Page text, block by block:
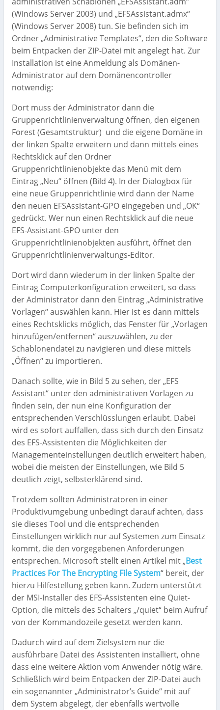
(Windows Server 2003) und „EFSAssistant.admx“
(Windows Server 2008) tun. Sie befinden sich im
Ordner „Administrative Templates“, den die Software
beim Entpacken der ZIP-Datei mit angelegt hat. Zur
Installation ist eine Anmeldung als Domänen-
Administrator auf dem Domänencontroller
notwendig:
Dort muss der Administrator dann die
Gruppenrichtlinienverwaltung öffnen, den eigenen
Forest (Gesamtstruktur) und die eigene Domäne in
der linken Spalte erweitern und dann mittels eines
Rechtsklick auf den Ordner
Gruppenrichtlinienobjekte das Menü mit dem
Eintrag „Neu“ öffnen (Bild 4). In der Dialogbox für
eine neue Gruppenrichtlinie wird dann der Name
den neuen EFSAssistant-GPO eingegeben und „OK“
gedrückt. Wer nun einen Rechtsklick auf die neue
EFS-Assistant-GPO unter den
Gruppenrichtlinienobjekten ausführt, öffnet den
Gruppenrichtlinienverwaltungs-Editor.
Dort wird dann wiederum in der linken Spalte der
Eintrag Computerkonfiguration erweitert, so dass
der Administrator dann den Eintrag „Administrative
Vorlagen“ auswählen kann. Hier ist es dann mittels
eines Rechtsklicks möglich, das Fenster für „Vorlagen
hinzufügen/entfernen“ auszuwählen, zu der
Schablonendatei zu navigieren und diese mittels
„Öffnen“ zu importieren.
Danach sollte, wie in Bild 5 zu sehen, der „EFS
Assistant“ unter den administrativen Vorlagen zu
finden sein, der nun eine Konfiguration der
entsprechenden Verschlüsslungen erlaubt. Dabei
wird es sofort auffallen, dass sich durch den Einsatz
des EFS-Assistenten die Möglichkeiten der
Managementeinstellungen deutlich erweitert haben,
wobei die meisten der Einstellungen, wie Bild 5
deutlich zeigt, selbsterklärend sind.
Trotzdem sollten Administratoren in einer
Produktivumgebung unbedingt darauf achten, dass
sie dieses Tool und die entsprechenden
Einstellungen wirklich nur auf Systemen zum Einsatz
kommt, die den vorgegebenen Anforderungen
entsprechen. Microsoft stellt einen Artikel mit „Best
Practices For The Encrypting File System“ bereit, der
hierzu Hilfestellung geben kann. Zudem unterstützt
der MSI-Installer des EFS-Assistenten eine Quiet-
Option, die mittels des Schalters „/quiet“ beim Aufruf
von der Kommandozeile gesetzt werden kann.
Dadurch wird auf dem Zielsystem nur die
ausführbare Datei des Assistenten installiert, ohne
dass eine weitere Aktion vom Anwender nötig wäre.
Schließlich wird beim Entpacken der ZIP-Datei auch
ein sogenannter „Administrator’s Guide“ mit auf
dem System abgelegt, der ebenfalls wertvolle